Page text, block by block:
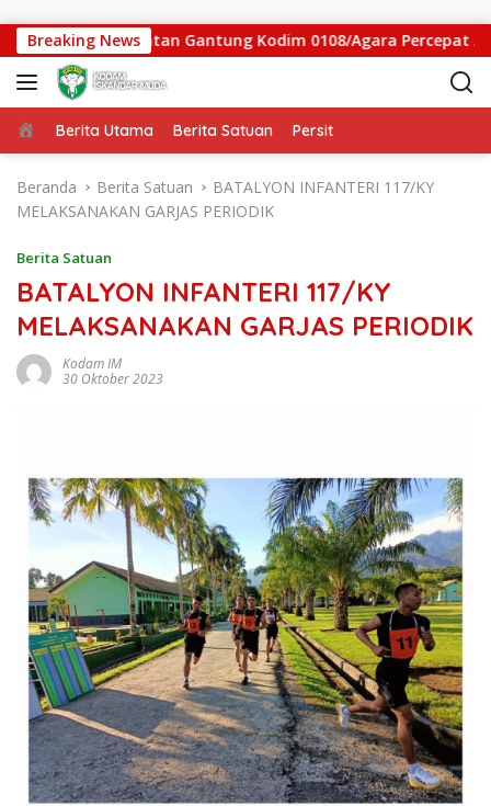
Breaking News
Satgas Jembatan Gantung Kodim 0108/Agara Percepat
Beranda
Berita Utama Berita Satuan Persit
Beranda Berita Satuan
BATALYON INFANTERI 117/KY
MELAKSANAKAN GARJAS PERIODIK
Berita Satuan
BATALYON INFANTERI 117/KY
MELAKSANAKAN GARJAS PERIODIK
Kodam IM
30 Oktober 2023